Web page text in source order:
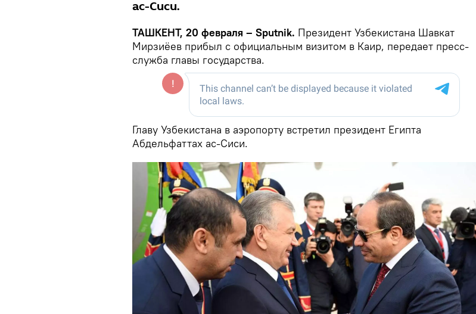
ас-Сиси.
ТАШКЕНТ, 20 февраля – Sputnik. Президент Узбекистана Шавкат
Мирзиёев прибыл с официальным визитом в Каир, передает пресс-
служба главы государства.
Главу Узбекистана в аэропорту встретил президент Египта
Абдельфаттах ас-Сиси.